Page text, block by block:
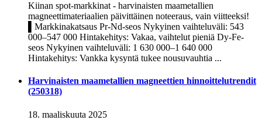
Kiinan spot-markkinat - harvinaisten maametallien
magneettimateriaalien päivittäinen noteeraus, vain viitteeksi!
▌Markkinakatsaus Pr-Nd-seos Nykyinen vaihteluväli: 543
000–547 000 Hintakehitys: Vakaa, vaihtelut pieniä Dy-Fe-
seos Nykyinen vaihteluväli: 1 630 000–1 640 000
Hintakehitys: Vankka kysyntä tukee nousuvauhtia ...
Harvinaisten maametallien magneettien hinnoittelutrendit
(250318)
18. maaliskuuta 2025